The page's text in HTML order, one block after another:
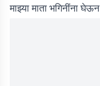
माझ्या माता भगिनींना